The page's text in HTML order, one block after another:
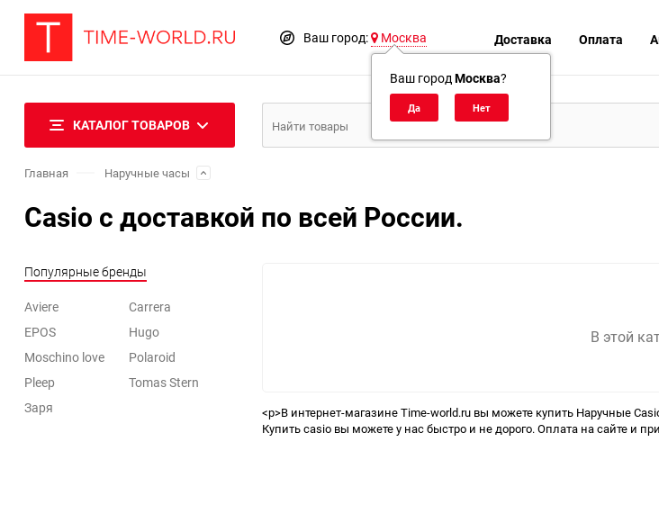
Ваш город: Москва
Ваш город Москва?
Доставка Оплата
КАТАЛОГ ТОВАРОВ
Главная Наручные часы
Casio с доставкой по всей России.
Популярные бренды
Aviere
Carrera
EPOS
Hugo
Moschino love
Polaroid
Pleep
Tomas Stern
Заря
В этой
<p>В интернет-магазине Time-world.ru вы можете купить Наручные
Купить casio вы можете у нас быстро и не дорого. Оплата на сайте и